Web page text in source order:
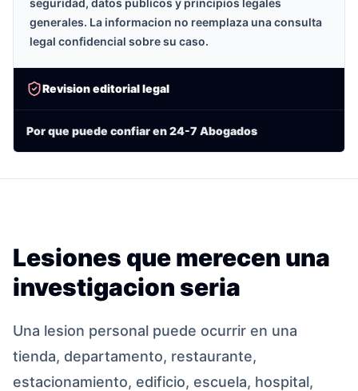
seguridad, datos publicos y principios legales
generales. La informacion no reemplaza una consulta
legal confidencial sobre su caso.
Revision editorial legal
Por que puede confiar en 24-7 Abogados
Lesiones que merecen una
investigacion seria
Una lesion personal puede ocurrir en una
tienda, departamento, restaurante,
estacionamiento, edificio, escuela, hospital,